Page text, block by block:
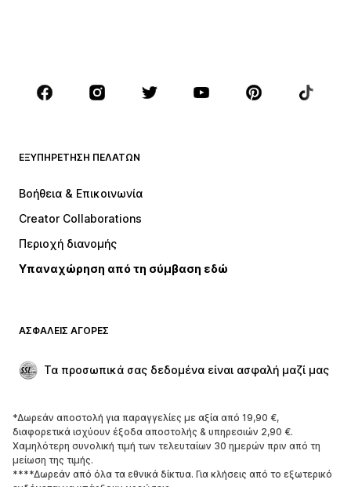
ΡΟΎΧΑ
Μπουφάν
Μαγιό
Περιστάσεις
Aποκλειστικά
ΠΑΠΟΎΤΣΙΑ
ΝΕΑ
Ανοικτά παπούτσια
Aποκλειστικά
ΑΘΛΗΤΙΚΆ
ΕΞΥΠΗΡΈΤΗΣΗ ΠΕΛΑΤΏΝ
Βοήθεια & Επικοινωνία
Creator Collaborations
Περιοχή διανομής
Υπαναχώρηση από τη σύμβαση εδώ
ΑΣΦΑΛΕΊΣ ΑΓΟΡΈΣ
Τα προσωπικά σας δεδομένα είναι ασφαλή μαζί μας
*Δωρεάν αποστολή για παραγγελίες με αξία από 19,90 €,
διαφορετικά ισχύουν έξοδα αποστολής & υπηρεσιών 2,90 €.
Χαμηλότερη συνολική τιμή των τελευταίων 30 ημερών πριν από τη
μείωση της τιμής.
****Δωρεάν από όλα τα εθνικά δίκτυα. Για κλήσεις από το εξωτερικό